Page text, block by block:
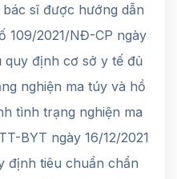
sĩ được hướng dẫn
109/2021/NĐ-CP ngày
quy định cơ sở y tế đủ
nghiện ma túy và hồ
tình trạng nghiện ma
BYT ngày 16/12/2021
định tiêu chuẩn chẩn